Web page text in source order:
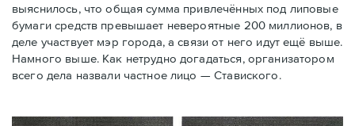
выяснилось, что общая сумма привлечённых под липовые
бумаги средств превышает невероятные 200 миллионов, в
деле участвует мэр города, a связи от него идут ещё выше.
Намного выше. Как нетрудно догадаться, организатором
всего дела назвали частное лицо — Ставиского.